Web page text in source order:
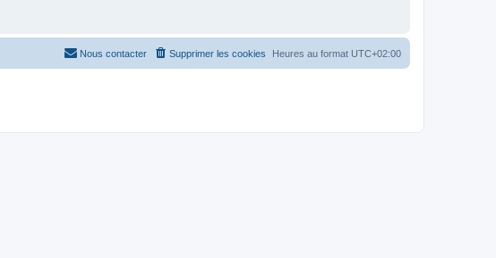
Heures au format UTC+02:00
Supprimer les cookies
Nous contacter